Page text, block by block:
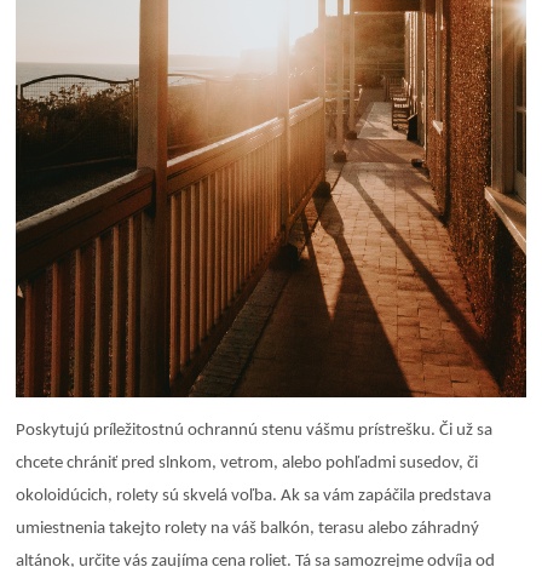
Poskytujú príležitostnú ochrannú stenu vášmu prístrešku. Či už sa
chcete chrániť pred slnkom, vetrom, alebo pohľadmi susedov, či
okoloidúcich, rolety sú skvelá voľba. Ak sa vám zapáčila predstava
umiestnenia takejto rolety na váš balkón, terasu alebo záhradný
altánok, určite vás zaujíma cena roliet. Tá sa samozrejme odvíja od